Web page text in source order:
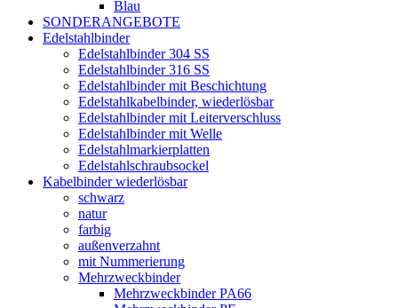
Blau
SONDERANGEBOTE
Edelstahlbinder
Edelstahlbinder 304 SS
Edelstahlbinder 316 SS
Edelstahlbinder mit Beschichtung
Edelstahlkabelbinder, wiederlösbar
Edelstahlbinder mit Leiterverschluss
Edelstahlbinder mit Welle
Edelstahlmarkierplatten
Edelstahlschraubsockel
Kabelbinder wiederlösbar
schwarz
natur
farbig
außenverzahnt
mit Nummerierung
Mehrzweckbinder
Mehrzweckbinder PA66